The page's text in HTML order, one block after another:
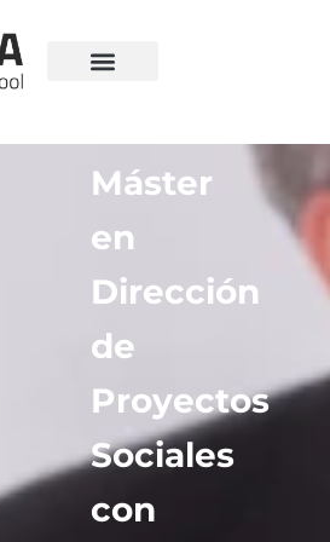
Máster
en
Dirección
de
Proyectos
Sociales
con